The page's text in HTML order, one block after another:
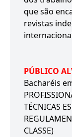
que são
revistas
PÚBLICO
Bacharéis
TÉCNICAS
CLASSE)